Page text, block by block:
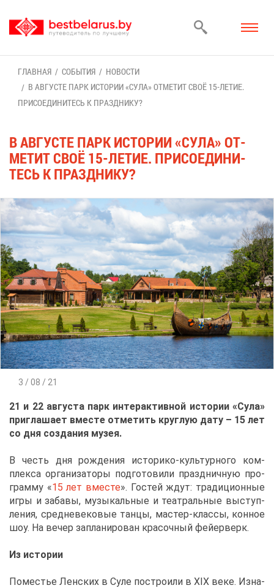
ГЛАВ­НАЯ СО­БЫ­ТИЯ
НО­ВО­СТИ
В АВ­ГУ­СТЕ ПАРК ИС­ТО­РИИ «СУ­ЛА» ОТ­МЕ­ТИТ СВОЁ 15-ЛЕ­ТИЕ.
ПРИ­СО­ЕДИ­НИ­ТЕСЬ К ПРАЗД­НИ­КУ?
В АВ­ГУ­СТЕ ПАРК ИС­ТО­РИИ «СУ­ЛА» ОТ­
МЕ­ТИТ СВОЁ 15-ЛЕ­ТИЕ. ПРИ­СО­ЕДИ­НИ­
ТЕСЬ К ПРАЗД­НИ­КУ?
3 / 08 / 21
21 и 22 ав­гу­ста парк ин­тер­ак­тив­ной ис­то­рии «Су­ла»
при­гла­ша­ет вме­сте от­ме­тить круг­лую да­ту – 15 лет
со дня со­зда­ния му­зея.
В честь дня рож­де­ния ис­то­ри­ко-куль­тур­но­го ком­
плек­са ор­га­ни­за­то­ры под­го­то­ви­ли празд­нич­ную про­
грам­му «15 лет вме­сте». Го­стей ждут: тра­ди­ци­он­ные
иг­ры и за­ба­вы, му­зы­каль­ные и те­ат­раль­ные вы­ступ­
ле­ния, сред­не­ве­ко­вые тан­цы, ма­стер-клас­сы, кон­ное
шоу. На ве­чер за­пла­ни­ро­ван кра­соч­ный фей­ер­верк.
Из ис­то­рии
По­ме­стье Лен­ских в Су­ле по­стро­и­ли в XIX ве­ке. Из­на­